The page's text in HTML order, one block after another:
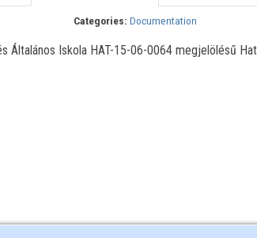
Categories: Documentation
Általános Iskola HAT-15-06-0064 megjelölésű